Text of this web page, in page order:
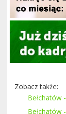
Zobacz także:
Bełchatów
Bełchatów